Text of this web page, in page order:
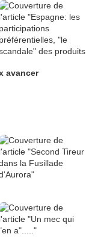
avancer